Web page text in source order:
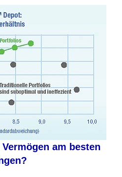
am besten